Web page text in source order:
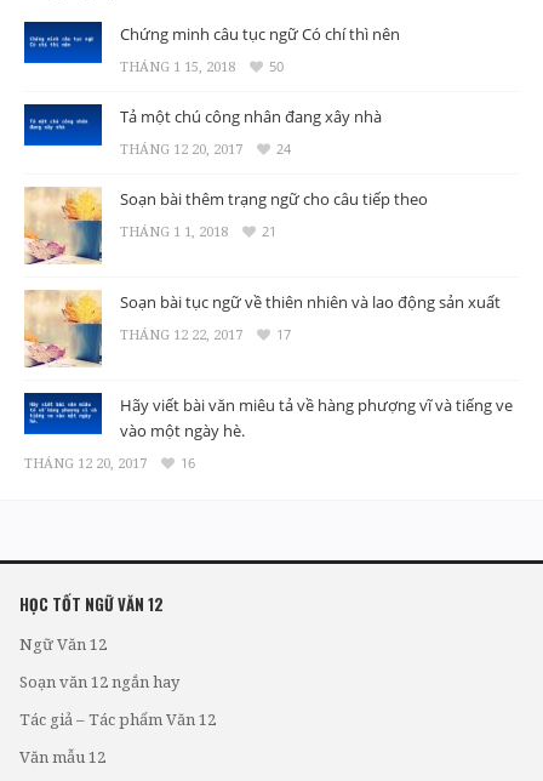
Chứng minh câu tục ngữ Có chí thì nên
THÁNG 1 15, 2018 50
Tả một chú công nhân đang xây nhà
THÁNG 12 20, 2017 24
Soạn bài thêm trạng ngữ cho câu tiếp theo
THÁNG 1 1, 2018 21
Soạn bài tục ngữ về thiên nhiên và lao động sản xuất
THÁNG 12 22, 2017 17
Hãy viết bài văn miêu tả về hàng phượng vĩ và tiếng ve
vào một ngày hè.
THÁNG 12 20, 2017 16
HỌC TỐT NGỮ VĂN 12
Ngữ Văn 12
Soạn văn 12 ngắn hay
Tác giả – Tác phẩm Văn 12
Văn mẫu 12